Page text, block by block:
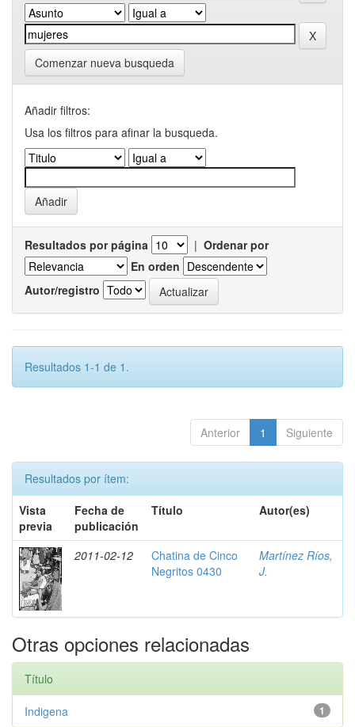
Comenzar nueva busqueda
Añadir filtros:
Usa los filtros para afinar la busqueda.
Resultados por página | Ordenar por
En orden
Autor/registro
Resultados 1-1 de 1.
Anterior 1 Siguiente
Resultados por ítem:
Vista
previa
Fecha de
publicación
Título Autor(es)
2011-02-12
Chatina de Cinco
Negritos 0430
Martínez Ríos,
J.
Otras opciones relacionadas
Título
1
Indigena